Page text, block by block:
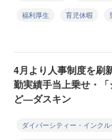
福利厚生 育児休暇
4月より人事制度を刷
勤実績手当上乗せ・
ど―ダスキン
ダイバーシティー・インク